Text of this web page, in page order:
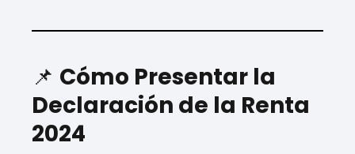
📌 Cómo Presentar la
Declaración de la Renta
2024